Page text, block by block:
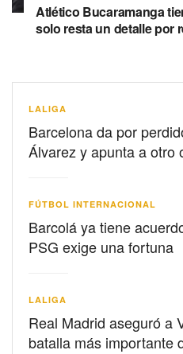
Atlético Bucaramanga
solo resta un detalle por
LALIGA
Barcelona da por
Álvarez y apunta a otro
FÚTBOL INTERNACIONAL
Barcolá ya tiene
PSG exige una fortuna
LALIGA
Real Madrid aseguró a
batalla más importante